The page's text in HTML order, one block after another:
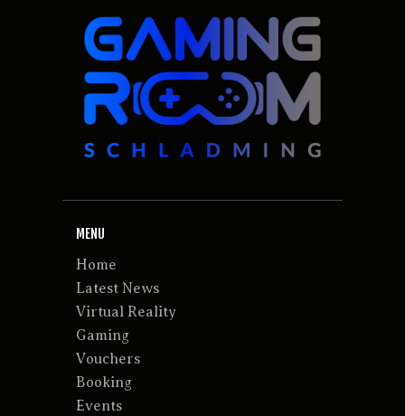
MENU
Home
Latest News
Virtual Reality
Gaming
Vouchers
Booking
Events